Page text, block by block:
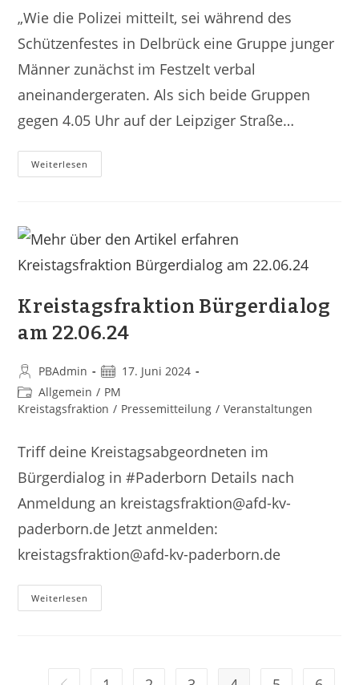
„Wie die Polizei mitteilt, sei während des
Schützenfestes in Delbrück eine Gruppe junger
Männer zunächst im Festzelt verbal
aneinandergeraten. Als sich beide Gruppen
gegen 4.05 Uhr auf der Leipziger Straße…
Weiterlesen
Kreistagsfraktion Bürgerdialog
am 22.06.24
PBAdmin
17. Juni 2024
Allgemein / PM
Kreistagsfraktion / Pressemitteilung / Veranstaltungen
Triff deine Kreistagsabgeordneten im
Bürgerdialog in #Paderborn Details nach
Anmeldung an kreistagsfraktion@afd-kv-
paderborn.de Jetzt anmelden:
kreistagsfraktion@afd-kv-paderborn.de
Weiterlesen